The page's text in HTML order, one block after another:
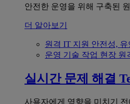
안전한 운영을 위해 구축된
더 알아보기
원격 IT 지원 안전성, 유
운영 기술 작업 현장 원
실시간 문제 해결
사용자에게 영향을 미치기